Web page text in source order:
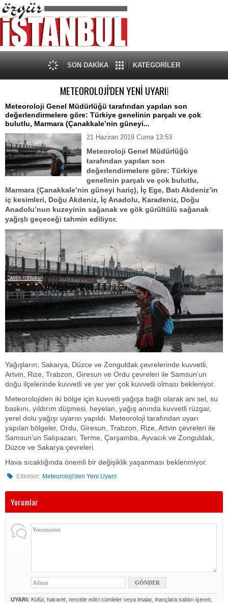
SON DAKİKA KATEGORİLER
METEOROLOJİ'DEN YENİ UYARI!
Meteoroloji Genel Müdürlüğü tarafından yapılan son
değerlendirmelere göre: Türkiye genelinin parçalı ve çok
bulutlu, Marmara (Çanakkale’nin güneyi...
21 Haziran 2019 Cuma 13:53
Meteoroloji Genel Müdürlüğü
tarafından yapılan son
değerlendirmelere göre: Türkiye
genelinin parçalı ve çok bulutlu,
Marmara (Çanakkale’nin güneyi hariç), İç Ege, Batı Akdeniz’in
iç kesimleri, Doğu Akdeniz, İç Anadolu, Karadeniz, Doğu
Anadolu’nun kuzeyinin sağanak ve gök gürültülü sağanak
yağışlı geçeceği tahmin ediliyor.
Yağışların; Sakarya, Düzce ve Zonguldak çevrelerinde kuvvetli;
Artvin, Rize, Trabzon, Giresun ve Ordu çevreleri ile Samsun’un
doğu ilçelerinde kuvvetli ve yer yer çok kuvvetli olması bekleniyor.
Meteorolojiden iki bölge için kuvvetli yağışa bağlı olarak ani sel, su
baskını, yıldırım düşmesi, heyelan, yağış anında kuvvetli rüzgar,
yerel dolu yağışı uyarısı yapıldı. Meteoroloji tarafından uyarı
yapılan bölgeler, Ordu, Giresun, Trabzon, Rize, Artvin çevreleri ile
Samsun’un Salıpazarı, Terme, Çarşamba, Ayvacık ve Zonguldak,
Düzce ve Sakarya çevreleri.
Hava sıcaklığında önemli bir değişiklik yaşanması beklenmiyor.
Etiketler: Meteoroloji'den Yeni Uyarı!
Yorumlar
UYARI: Küfür, hakaret, rencide edici cümleler veya imalar, inançlara saldırı içeren,